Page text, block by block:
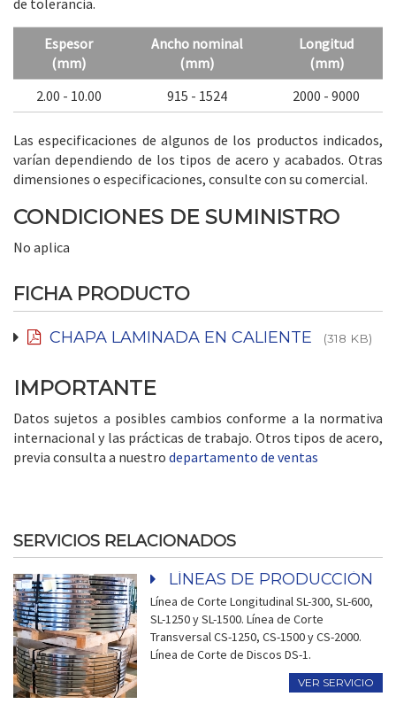
de tolerancia.
Espesor
(mm)
Ancho nominal
(mm)
Longitud
(mm)
2.00 - 10.00
915 - 1524 2000 - 9000
Las especificaciones de algunos de los productos indicados,
varían dependiendo de los tipos de acero y acabados. Otras
dimensiones o especificaciones, consulte con su comercial.
CONDICIONES DE SUMINISTRO
No aplica
FICHA PRODUCTO
CHAPA LAMINADA EN CALIENTE (318 KB)
IMPORTANTE
Datos sujetos a posibles cambios conforme a la normativa
internacional y las prácticas de trabajo. Otros tipos de acero,
previa consulta a nuestro departamento de ventas
SERVICIOS RELACIONADOS
LÍNEAS DE PRODUCCIÓN
Línea de Corte Longitudinal SL-300, SL-600,
SL-1250 y SL-1500. Línea de Corte
Transversal CS-1250, CS-1500 y CS-2000.
Línea de Corte de Discos DS-1.
VER SERVICIO